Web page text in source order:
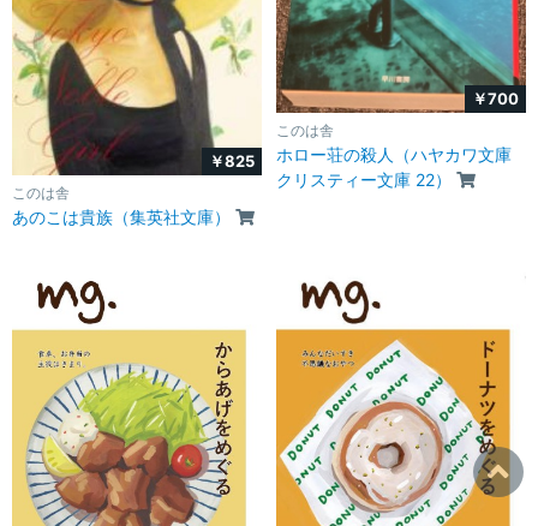
￥825
このは舎
あのこは貴族（集英社文庫）
￥700
このは舎
ホロー荘の殺人（ハヤカワ文庫
クリスティー文庫 22）